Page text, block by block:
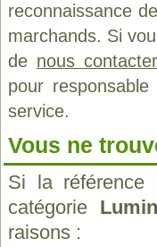
reconnaissance
marchands. Si
de nous contacter
pour
service.
Vous ne
Si la référence
catégorie
raisons :